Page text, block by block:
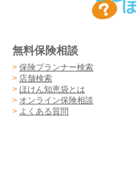
無料保険相談
> 保険プランナー検索
> 店舗検索
> ほけん知恵袋とは
> オンライン保険相談
> よくある質問